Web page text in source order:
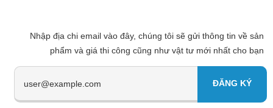
Nhập địa chi email vào đây, chúng tôi sẽ gửi thông tin về sản
phẩm và giá thi công cũng như vật tư mới nhất cho bạn